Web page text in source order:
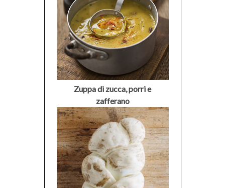
Zuppa di zucca, porri e
zafferano